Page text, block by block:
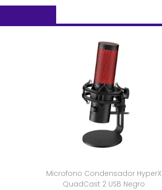
Microfono Condensador HyperX
QuadCast 2 USB Negro